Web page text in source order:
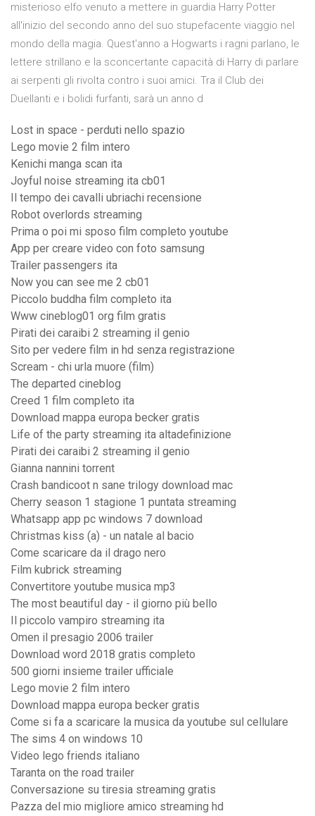
misterioso elfo venuto a mettere in guardia Harry Potter
all'inizio del secondo anno del suo stupefacente viaggio nel
mondo della magia. Quest'anno a Hogwarts i ragni parlano, le
lettere strillano e la sconcertante capacità di Harry di parlare
ai serpenti gli rivolta contro i suoi amici. Tra il Club dei
Duellanti e i bolidi furfanti, sarà un anno d
Lost in space - perduti nello spazio
Lego movie 2 film intero
Kenichi manga scan ita
Joyful noise streaming ita cb01
Il tempo dei cavalli ubriachi recensione
Robot overlords streaming
Prima o poi mi sposo film completo youtube
App per creare video con foto samsung
Trailer passengers ita
Now you can see me 2 cb01
Piccolo buddha film completo ita
Www cineblog01 org film gratis
Pirati dei caraibi 2 streaming il genio
Sito per vedere film in hd senza registrazione
Scream - chi urla muore (film)
The departed cineblog
Creed 1 film completo ita
Download mappa europa becker gratis
Life of the party streaming ita altadefinizione
Pirati dei caraibi 2 streaming il genio
Gianna nannini torrent
Crash bandicoot n sane trilogy download mac
Cherry season 1 stagione 1 puntata streaming
Whatsapp app pc windows 7 download
Christmas kiss (a) - un natale al bacio
Come scaricare da il drago nero
Film kubrick streaming
Convertitore youtube musica mp3
The most beautiful day - il giorno più bello
Il piccolo vampiro streaming ita
Omen il presagio 2006 trailer
Download word 2018 gratis completo
500 giorni insieme trailer ufficiale
Lego movie 2 film intero
Download mappa europa becker gratis
Come si fa a scaricare la musica da youtube sul cellulare
The sims 4 on windows 10
Video lego friends italiano
Taranta on the road trailer
Conversazione su tiresia streaming gratis
Pazza del mio migliore amico streaming hd